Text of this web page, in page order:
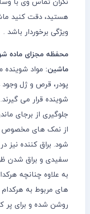
نگران تماس وی با
هستید، دقت کنید
ویژگی برخوردار باشد .
محفظه مجزای ماده
ماشین: مواد
پودر، قرص و ژل
شوینده قرار می
جلوگیری از برجای
از نمک های مخصوص
شود. براق کننده نیز
سفیدی و براق شدن
به علاوه چنانچه
های مربوط به
روشن شده و برای پر